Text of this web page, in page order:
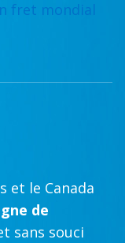
fret mondial
et le Canada
de
sans souci